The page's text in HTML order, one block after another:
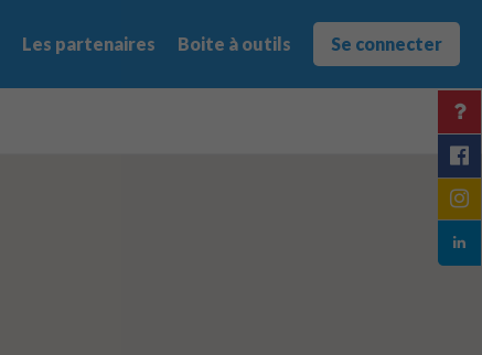
Les partenaires Boite à outils Se connecter